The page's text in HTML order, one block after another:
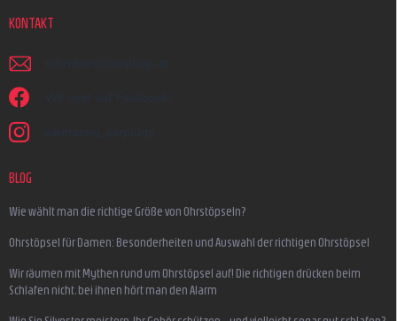
KONTAKT
schreiben @ earplugs.at
Wir sind auf Facebook!
earmazing_earplugs
BLOG
Wie wählt man die richtige Größe von Ohrstöpseln?
Ohrstöpsel für Damen: Besonderheiten und Auswahl der richtigen Ohrstöpsel
Wir räumen mit Mythen rund um Ohrstöpsel auf! Die richtigen drücken beim
Schlafen nicht, bei ihnen hört man den Alarm